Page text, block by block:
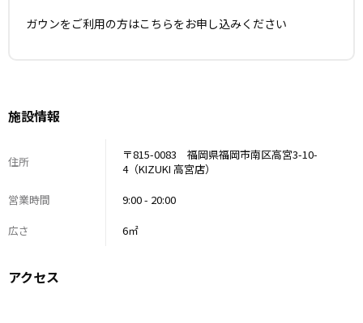
ガウンをご利用の方はこちらをお申し込みください
施設情報
住所
〒815-0083 福岡県福岡市南区高宮3-10-
4（KIZUKI 高宮店）
営業時間
9:00 - 20:00
広さ
6㎡
アクセス